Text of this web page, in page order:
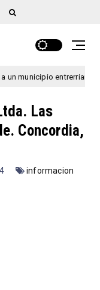
entrerriano emitir
Las
Concordia,
informacion